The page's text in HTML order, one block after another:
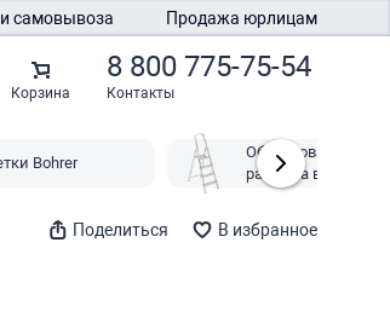
самовывоза Продажа юрлицам
Корзина
8 800 775-75-54
Контакты
Bohrer
Оборудование для
работ на высоте
Поделиться В избранное